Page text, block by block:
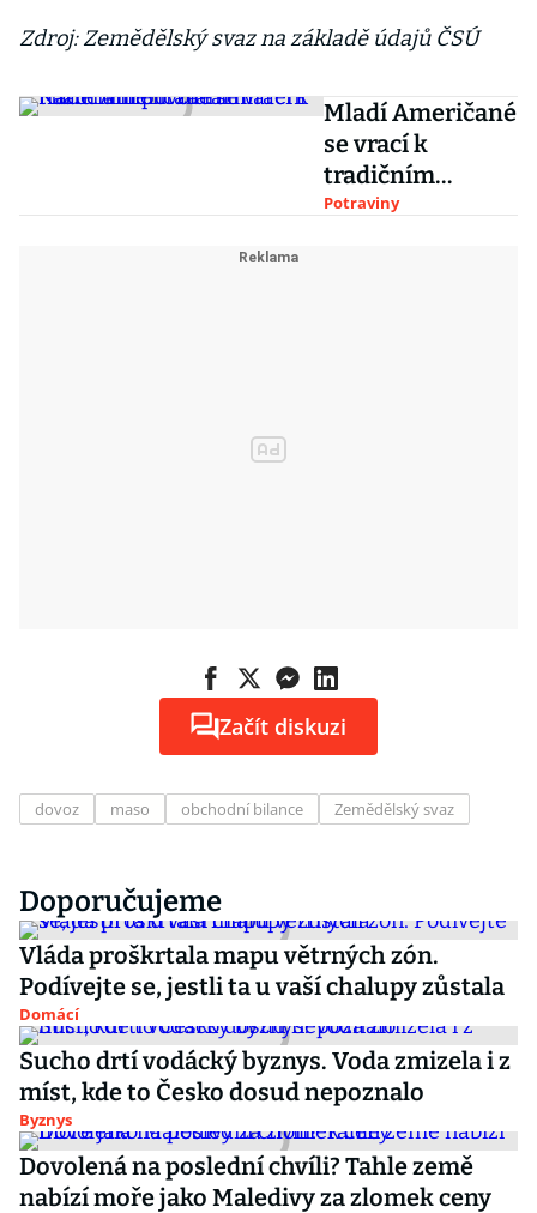
Zdroj: Zemědělský svaz na základě údajů ČSÚ
Mladí Američané
se vrací k
tradičním
povoláním.
Potraviny
Začít diskuzi
dovoz maso obchodní bilance Zemědělský svaz
Doporučujeme
Vláda proškrtala mapu větrných zón.
Podívejte se, jestli ta u vaší chalupy zůstala
Domácí
Sucho drtí vodácký byznys. Voda zmizela i z
míst, kde to Česko dosud nepoznalo
Byznys
Dovolená na poslední chvíli? Tahle země
nabízí moře jako Maledivy za zlomek ceny